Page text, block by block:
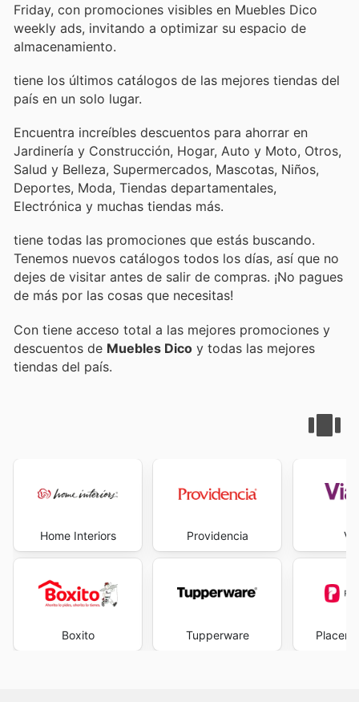
Friday, con promociones visibles en Muebles Dico
weekly ads, invitando a optimizar su espacio de
almacenamiento.
tiene los últimos catálogos de las mejores tiendas del
país en un solo lugar.
Encuentra increíbles descuentos para ahorrar en
Jardinería y Construcción, Hogar, Auto y Moto, Otros,
Salud y Belleza, Supermercados, Mascotas, Niños,
Deportes, Moda, Tiendas departamentales,
Electrónica y muchas tiendas más.
tiene todas las promociones que estás buscando.
Tenemos nuevos catálogos todos los días, así que no
dejes de visitar antes de salir de compras. ¡No pagues
de más por las cosas que necesitas!
Con tiene acceso total a las mejores promociones y
descuentos de Muebles Dico y todas las mejores
tiendas del país.
Home Interiors
Boxito
Providencia
Tupperware